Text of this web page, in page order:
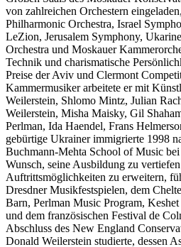
von zahlreichen Orchestern
Philharmonic Orchestra, Israel
LeZion, Jerusalem Symphony,
Orchestra und Moskauer
Technik und charismatische
Preise der Aviv und Clermont
Kammermusiker arbeitete er mit
Weilerstein, Shlomo Mintz, Julian
Weilerstein, Misha Maisky, Gil
Perlman, Ida Haendel, Frans
gebürtige Ukrainer immigrierte 1998
Buchmann-Mehta School of Music
Wunsch, seine Ausbildung zu
Auftrittsmöglichkeiten zu erweitern,
Dresdner Musikfestspielen, dem
Barn, Perlman Music Program,
und dem französischen Festival de
Abschluss des New England
Donald Weilerstein studierte, dessen